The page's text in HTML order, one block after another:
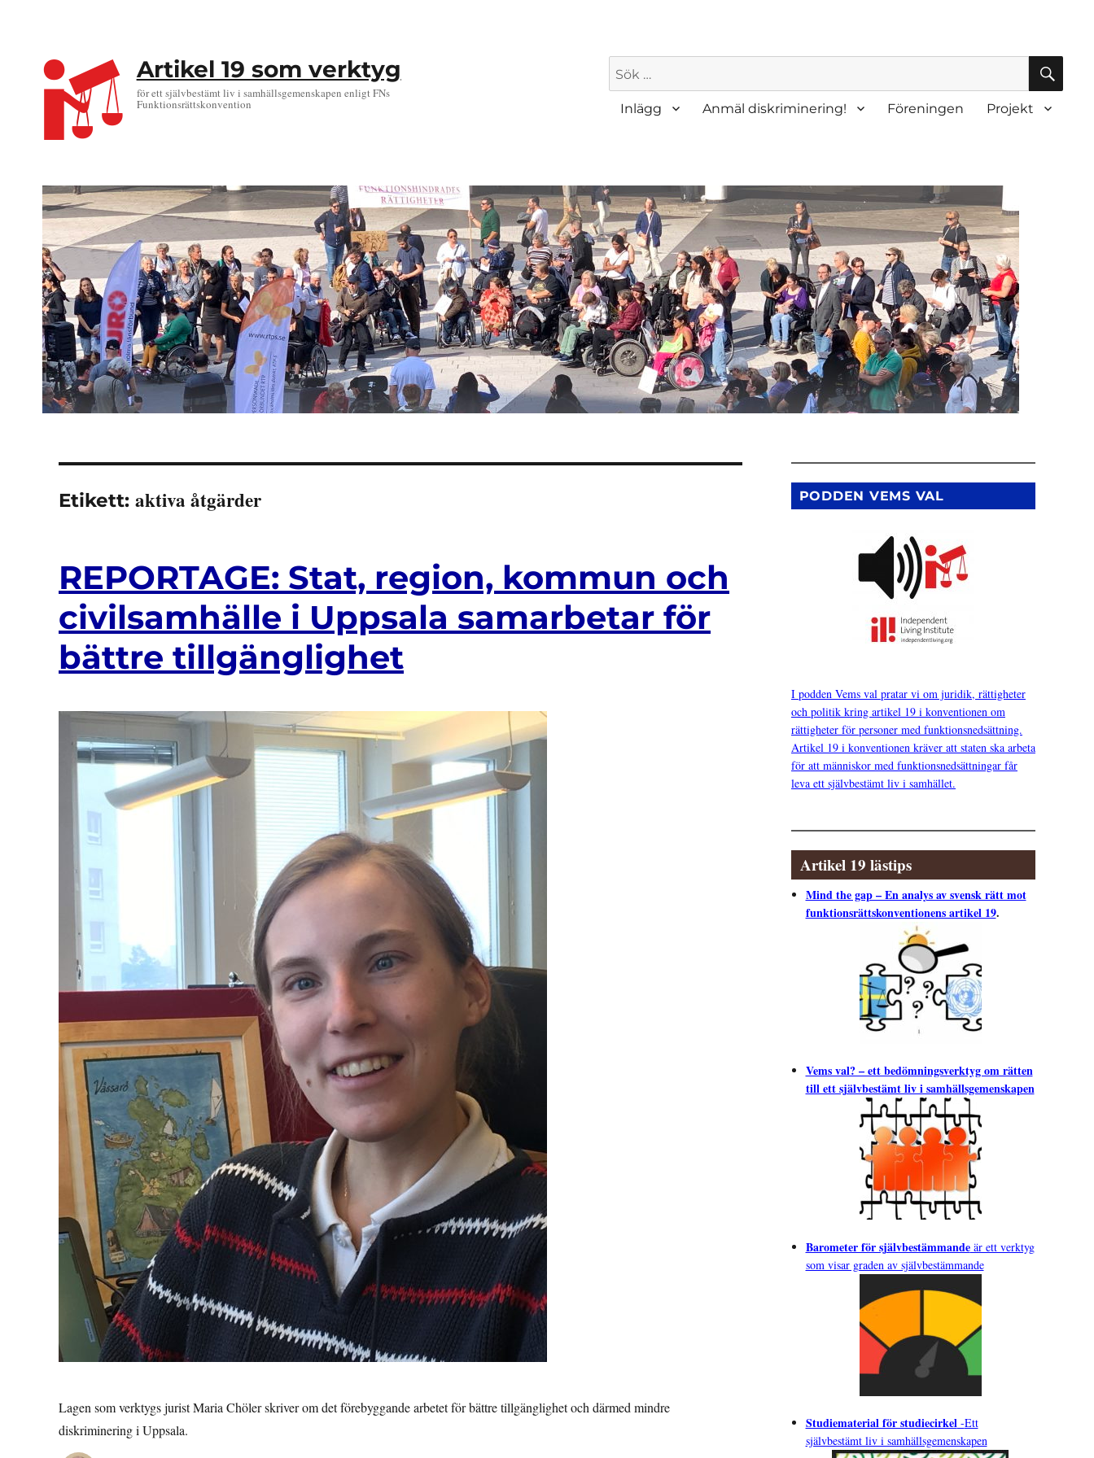
Artikel 19 som verktyg
för ett självbestämt liv i samhällsgemenskapen enligt FNs
Funktionsrättskonvention
Sök
efter:
SÖK
Inlägg Anmäl diskriminering! Föreningen Projekt
Etikett: aktiva åtgärder
REPORTAGE: Stat, region, kommun och
civilsamhälle i Uppsala samarbetar för
bättre tillgänglighet
Lagen som verktygs jurist Maria Chöler skriver om det förebyggande arbetet för bättre tillgänglighet och därmed mindre
diskriminering i Uppsala.
PODDEN VEMS VAL
I podden Vems val pratar vi om juridik, rättigheter
och politik kring artikel 19 i konventionen om
rättigheter för personer med funktionsnedsättning.
Artikel 19 i konventionen kräver att staten ska arbeta
för att människor med funktionsnedsättningar får
leva ett självbestämt liv i samhället.
Artikel 19 lästips
Mind the gap – En analys av svensk rätt mot
funktionsrättskonventionens artikel 19.
Vems val? – ett bedömningsverktyg om rätten
till ett självbestämt liv i samhällsgemenskapen
Barometer för självbestämmandeär ett verktyg
som visar graden av självbestämmande
Studiematerial för studiecirkel-Ett
självbestämt liv i samhällsgemenskapen